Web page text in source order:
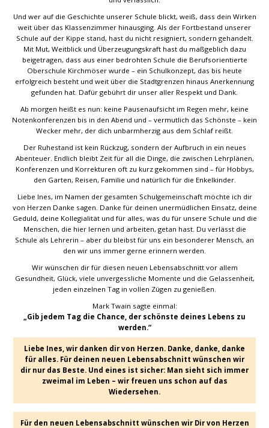
Und wer auf die Geschichte unserer Schule blickt, weiß, dass dein Wirken
weit über das Klassenzimmer hinausging. Als der Fortbestand unserer
Schule auf der Kippe stand, hast du nicht resigniert, sondern gehandelt.
Mit Mut, Weitblick und Überzeugungskraft hast du maßgeblich dazu
beigetragen, dass aus einer bedrohten Schule die Berufsorientierte
Oberschule Kirchmöser wurde – ein Schulkonzept, das bis heute
erfolgreich besteht und weit über die Stadtgrenzen hinaus Anerkennung
gefunden hat. Dafür gebührt dir unser aller Respekt und Dank.
Ab morgen heißt es nun: keine Pausenaufsicht im Regen mehr, keine
Notenkonferenzen bis in den Abend und – vermutlich das Schönste – kein
Wecker mehr, der dich unbarmherzig aus dem Schlaf reißt.
Der Ruhestand ist kein Rückzug, sondern der Aufbruch in ein neues
Abenteuer. Endlich bleibt Zeit für all die Dinge, die zwischen Lehrplänen,
Konferenzen und Korrekturen oft zu kurz gekommen sind – für Hobbys,
den Garten, Reisen, Familie und natürlich für die Enkelkinder.
Liebe Ines, im Namen der gesamten Schulgemeinschaft möchte ich dir
von Herzen Danke sagen. Danke für deinen unermüdlichen Einsatz, deine
Geduld, deine Kollegialität und für alles, was du für unsere Schule und die
Menschen, die hier lernen und arbeiten, getan hast. Du verlässt die
Schule als Lehrerin – aber du bleibst für uns ein besonderer Mensch, an
den wir uns immer gerne erinnern werden.
Wir wünschen dir für diesen neuen Lebensabschnitt vor allem
Gesundheit, Glück, viele unvergessliche Momente und die Gelassenheit,
jeden einzelnen Tag in vollen Zügen zu genießen.
Mark Twain sagte einmal:
„Gib jedem Tag die Chance, der schönste deines Lebens zu
werden.“
Liebe Ines, wir danken dir von Herzen. Danke, danke, danke
für alles. Für deinen neuen Lebensabschnitt wünschen wir
dir nur das Beste. Und eines ist sicher: Man sieht sich immer
zweimal im Leben – wir freuen uns schon auf das
Wiedersehen.
Für den neuen Lebensabschnitt wünschen wir Dir von Herzen